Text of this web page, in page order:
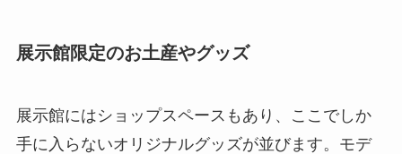
展示館限定のお土産やグッズ
展示館にはショップスペースもあり、ここでしか
手に入らないオリジナルグッズが並びます。モデ